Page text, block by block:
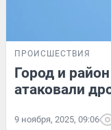
ПРОИСШЕСТВИЯ
Город и
атаковали
9 ноября, 2025, 09:06